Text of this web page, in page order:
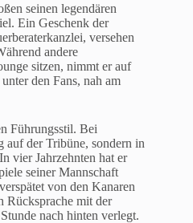
seinen legendären
Ein Geschenk der
versehen
andere
sitzen, nimmt er auf
den Fans, nah am
Führungsstil. Bei
auf der Tribüne, sondern in
vier Jahrzehnten hat er
seiner Mannschaft
von den Kanaren
Rücksprache mit der
nach hinten verlegt.